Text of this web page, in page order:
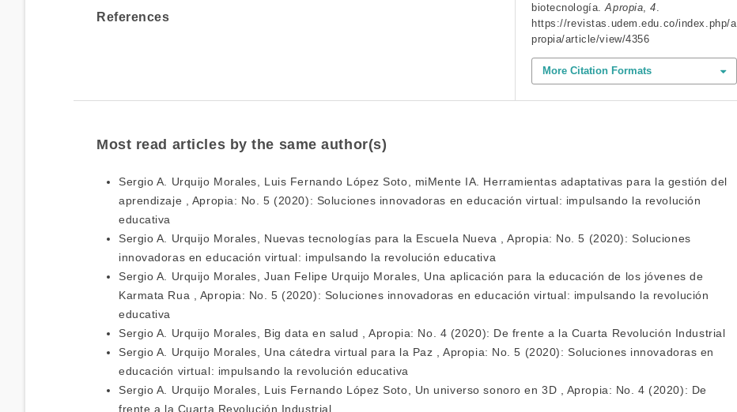
References
biotecnología.Apropia ,4
https://revistas.udem.edu.co/index.php/a
propia/article/view/4356
More Citation Formats
Most read articles by the same author(s)
Sergio A. Urquijo Morales, Luis Fernando López Soto, miMente IA. Herramientas adaptativas para la gestión del
aprendizaje , Apropia: No. 5 (2020): Soluciones innovadoras en educación virtual: impulsando la revolución
educativa
Sergio A. Urquijo Morales, Nuevas tecnologías para la Escuela Nueva ,Apropia: No. 5 (2020): Soluciones
innovadoras en educación virtual: impulsando la revolución educativa
Sergio A. Urquijo Morales, Juan Felipe Urquijo Morales, Una aplicación para la educación de los jóvenes de
Karmata Rua , Apropia: No. 5 (2020): Soluciones innovadoras en educación virtual: impulsando la revolución
educativa
Sergio A. Urquijo Morales, Big data en salud ,Apropia: No. 4 (2020): De frente a la Cuarta Revolución Industrial
Sergio A. Urquijo Morales, Una cátedra virtual para la Paz ,Apropia: No. 5 (2020): Soluciones innovadoras en
educación virtual: impulsando la revolución educativa
Sergio A. Urquijo Morales, Luis Fernando López Soto, Un universo sonoro en 3D , Apropia: No. 4 (2020): De
frente a la Cuarta Revolución Industrial